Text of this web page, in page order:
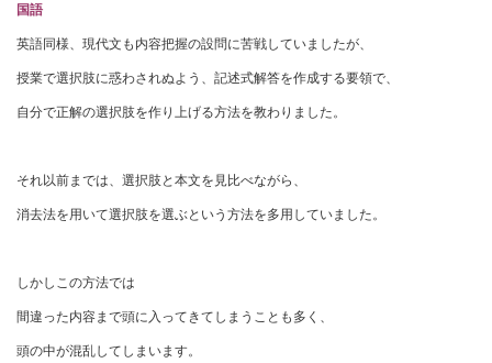
国語
英語同様、現代文も内容把握の設問に苦戦していましたが、
授業で選択肢に惑わされぬよう、記述式解答を作成する要領で、
自分で正解の選択肢を作り上げる方法を教わりました。
それ以前までは、選択肢と本文を見比べながら、
消去法を用いて選択肢を選ぶという方法を多用していました。
しかしこの方法では
間違った内容まで頭に入ってきてしまうことも多く、
頭の中が混乱してしまいます。